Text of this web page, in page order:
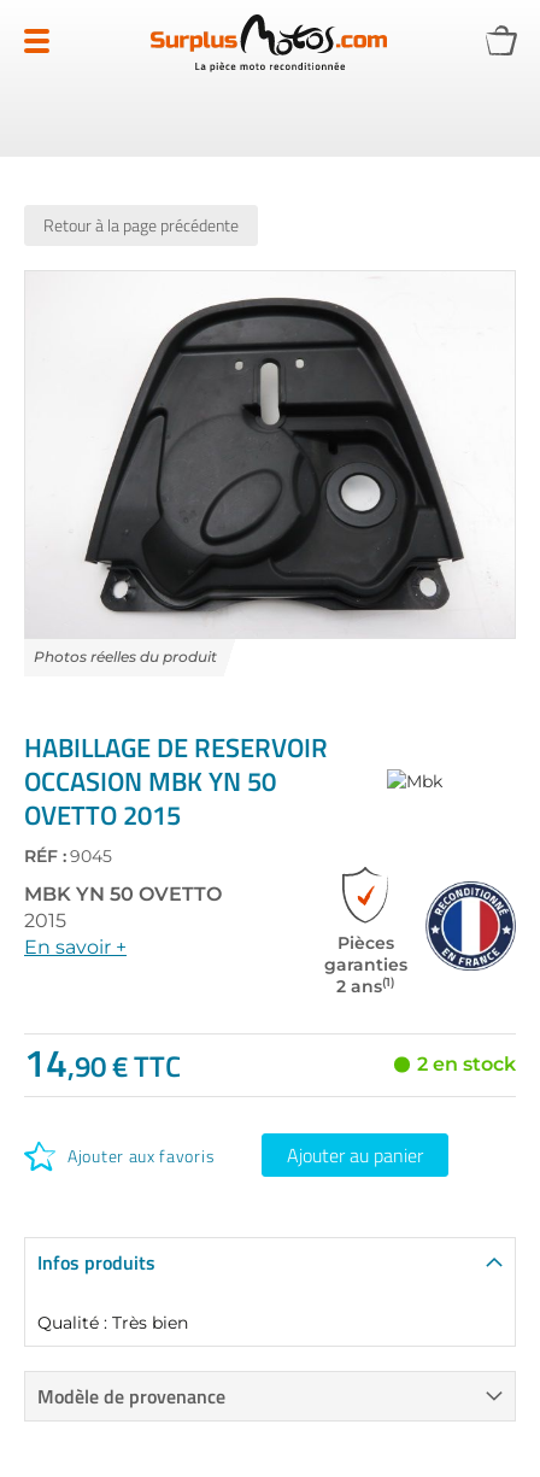
au
contenu
Retour à la page précédente
the
beginning
of
the
images
gallery
HABILLAGE DE RESERVOIR
OCCASION MBK YN 50
OVETTO 2015
RÉF :9045
MBK YN 50 OVETTO
2015
En savoir +
Pièces
garanties
2 ans(1)
14,90 € TTC 2 en stock
Ajouter aux favoris Ajouter au panier
Infos produits
Qualité : Très bien
Modèle de provenance